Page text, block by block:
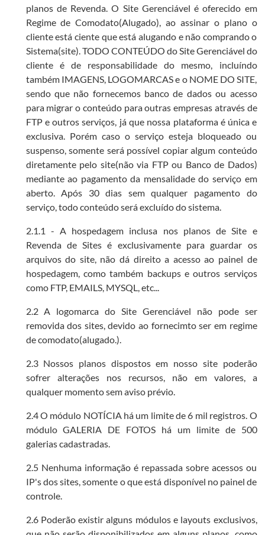
planos de Revenda. O Site Gerenciável é oferecido em
Regime de Comodato(Alugado), ao assinar o plano o
cliente está ciente que está alugando e não comprando o
Sistema(site). TODO CONTEÚDO do Site Gerenciável do
cliente é de responsabilidade do mesmo, incluíndo
também IMAGENS, LOGOMARCAS e o NOME DO SITE,
sendo que não fornecemos banco de dados ou acesso
para migrar o conteúdo para outras empresas através de
FTP e outros serviços, já que nossa plataforma é única e
exclusiva. Porém caso o serviço esteja bloqueado ou
suspenso, somente será possível copiar algum conteúdo
diretamente pelo site(não via FTP ou Banco de Dados)
mediante ao pagamento da mensalidade do serviço em
aberto. Após 30 dias sem qualquer pagamento do
serviço, todo conteúdo será excluído do sistema.
2.1.1 - A hospedagem inclusa nos planos de Site e
Revenda de Sites é exclusivamente para guardar os
arquivos do site, não dá direito a acesso ao painel de
hospedagem, como também backups e outros serviços
como FTP, EMAILS, MYSQL, etc...
2.2 A logomarca do Site Gerenciável não pode ser
removida dos sites, devido ao fornecimto ser em regime
de comodato(alugado.).
2.3 Nossos planos dispostos em nosso site poderão
sofrer alterações nos recursos, não em valores, a
qualquer momento sem aviso prévio.
2.4 O módulo NOTÍCIA há um limite de 6 mil registros. O
módulo GALERIA DE FOTOS há um limite de 500
galerias cadastradas.
2.5 Nenhuma informação é repassada sobre acessos ou
IP's dos sites, somente o que está disponível no painel de
controle.
2.6 Poderão existir alguns módulos e layouts exclusivos,